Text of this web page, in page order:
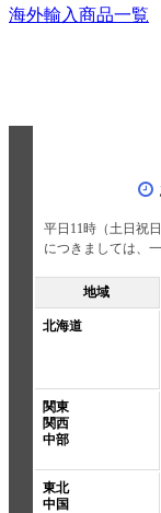
海外輸入商品一覧
平日11時（土日祝
につきましては、
地域
北海道
関東
関西
中部
東北
中国